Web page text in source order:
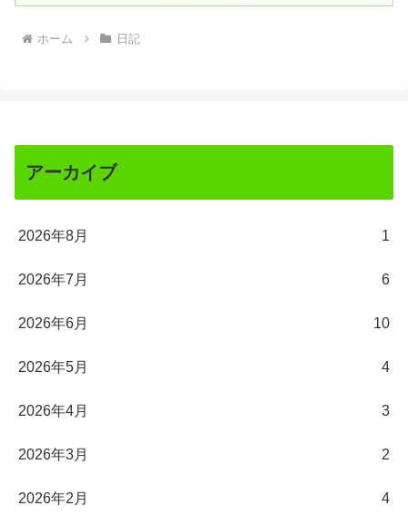
ホーム 日記
アーカイブ
2026年8月 1
2026年7月 6
2026年6月 10
2026年5月 4
2026年4月 3
2026年3月 2
2026年2月 4